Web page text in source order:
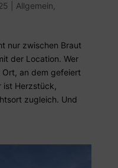
Allgemein
nur zwischen Braut
der Location. Wer
an dem gefeiert
ist Herzstück,
zugleich. Und